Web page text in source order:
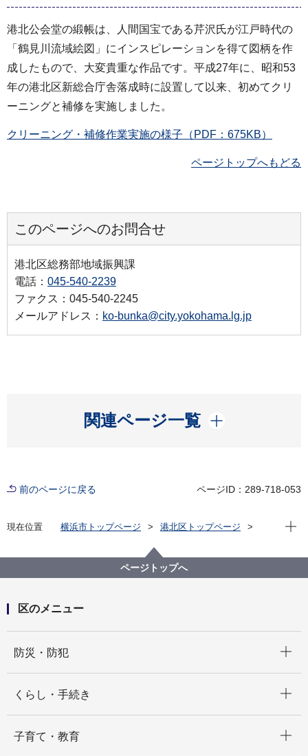
港北公会堂の緞帳は、人間国宝である芹沢氏が江戸時代の
「鶴見川流域絵図」にインスピレーションを得て図柄を作
成したもので、大変貴重な作品です。平成27年に、昭和53
年の港北区新総合庁舎落成時に設置して以来、初めてクリ
ーニングと補修を実施しました。
クリーニング・補修作業実施の様子（PDF：675KB）
ページトップへもどる
このページへのお問合せ
港北区総務部地域振興課
電話： 045-540-2239
ファクス：045-540-2245
メールアドレス： ko-bunka@city.yokohama.lg.jp
関連ページ一覧
開く
前のページに戻る ページID：289-718-053
現在位置 横浜市トップページ
港北区トップページ
現在
ページトップへ
区のメニュー
防災・防犯
くらし・手続き
子育て・教育